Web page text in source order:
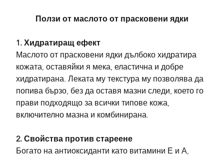
Ползи от маслото от прасковени ядки
1. Хидратиращ ефект
Маслото от прасковени ядки дълбоко хидратира
кожата, оставяйки я мека, еластична и добре
хидратирана. Леката му текстура му позволява да
попива бързо, без да оставя мазни следи, което го
прави подходящо за всички типове кожа,
включително мазна и комбинирана.
2. Свойства против стареене
Богато на антиоксиданти като витамини Е и А,